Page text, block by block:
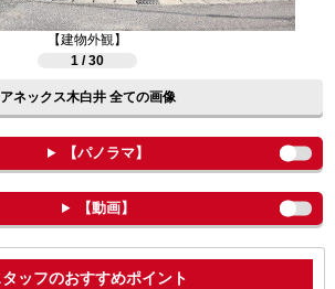
【建物外観】
1 / 30
アネックス木白井 全ての画像
【パノラマ】
【動画】
ポイント